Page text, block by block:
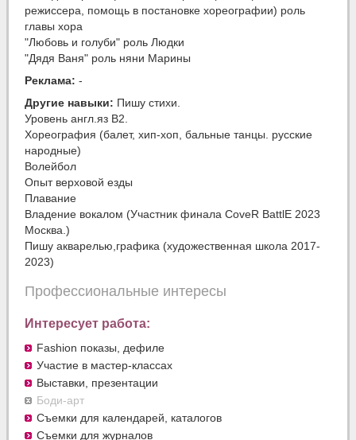
режиссера, помощь в постановке хореографии) роль
главы хора
"Любовь и голуби" роль Людки
"Дядя Ваня" роль няни Марины
Реклама: -
Другие навыки: Пишу стихи.
Уровень англ.яз В2.
Хореография (балет, хип-хоп, бальные танцы. русские
народные)
Волейбол
Опыт верховой езды
Плавание
Владение вокалом (Участник финала CoveR BattlE 2023
Москва.)
Пишу акварелью,графика (художественная школа 2017-
2023)
Профессиональные интересы
Интересует работа:
Fashion показы, дефиле
Участие в мастер-классах
Выставки, презентации
Боди-арт
Съемки для календарей, каталогов
Съемки для журналов